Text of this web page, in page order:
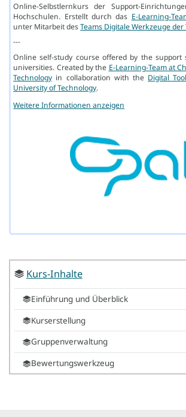
Online-Selbstlernkurs der Support-
Hochschulen. Erstellt durch das E-Learning-
unter Mitarbeit desTeams Digitale Werkzeuge der
---
Online self-study course offered by the support
universities. Created by the E-Learning-Team at
Technology in collaboration with the Digital
University of Technology.
Weitere Informationen anzeigen
Kurs-Inhalte
Einführung und Überblick
Kurserstellung
Gruppenverwaltung
Bewertungswerkzeug